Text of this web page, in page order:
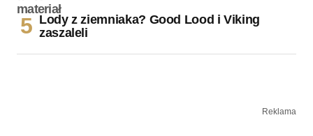
Lody z ziemniaka? Good Lood i Viking
zaszaleli
Reklama